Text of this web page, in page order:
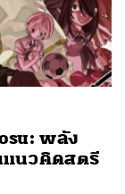
พลัง
แนวคิดสตรี